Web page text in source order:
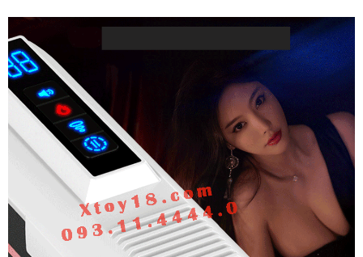
Âm
Đạo
Giả
Cao
Cấp
Ji
Ares
Rung
Co
Bóp
Đa